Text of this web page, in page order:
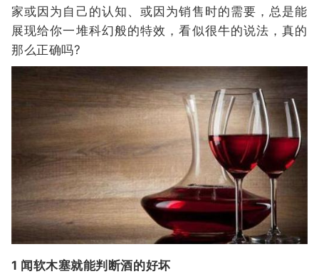
家或因为自己的认知、或因为销售时的需要，总是能
展现给你一堆科幻般的特效，看似很牛的说法，真的
那么正确吗?
1 闻软木塞就能判断酒的好坏